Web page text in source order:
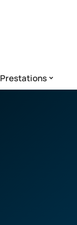
Prestations